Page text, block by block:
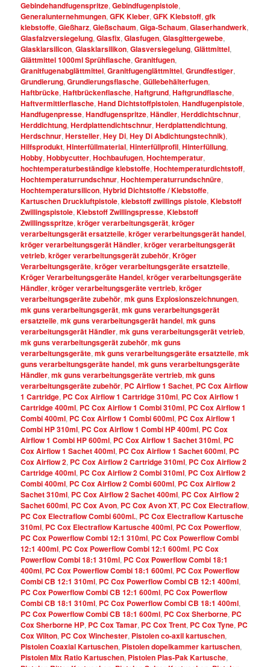
Gebindehandfugenspritze,Gebindfugenpistole,
Generalunternehmungen,GFK Kleber,GFK Klebstoff,gfk
klebstoffe,Gießharz,Gießschaum,Giga-Schaum,Glaserhandwerk,
Glasfalzversiegelung,Glasfix,Glasfugen,Glasgittergewebe,
Glasklarsilicon,Glasklarsilikon,Glasversiegelung,Glättmittel,
Glättmittel 1000ml Sprühflasche,Granitfugen,
Granitfugenabglättmittel,Granitfugenglättmittel,Grundfestiger,
Grundierung,Grundierungsflasche,Güllebehälterfugen,
Haftbrücke,Haftbrückenflasche,Haftgrund,Haftgrundflasche,
Haftvermittlerflasche,Hand Dichtstoffpistolen,Handfugenpistole,
Handfugenpresse,Handfugenspritze,Händler,Herddichtschnur,
Herddichtung,Herdplattendichtschnur,Herdplattendichtung,
Herdschnur,Hersteller,Hey Di,Hey Di Abdichtungstechnik),
Hilfsprodukt,Hinterfüllmaterial,Hinterfüllprofil,Hinterfüllung,
Hobby,Hobbycutter,Hochbaufugen,Hochtemperatur,
hochtemperaturbeständige klebstoffe,Hochtemperaturdichtstoff,
Hochtemperaturrundschnur,Hochtemperaturrundschnüre,
Hochtemperatursilicon,Hybrid Dichtstoffe / Klebstoffe,
Kartuschen Druckluftpistole,klebstoff zwillings pistole,Klebstoff
Zwillingspistole,Klebstoff Zwillingspresse,Klebstoff
Zwillingsspritze,kröger verarbeitungsgerät,kröger
verarbeitungsgerät ersatzteile,kröger verarbeitungsgerät handel,
kröger verarbeitungsgerät Händler,kröger verarbeitungsgerät
vetrieb,kröger verarbeitungsgerät zubehör,Kröger
Verarbeitungsgeräte,kröger verarbeitungsgeräte ersatzteile,
Kröger Verarbeitungsgeräte Handel,kröger verarbeitungsgeräte
Händler,kröger verarbeitungsgeräte vertrieb,kröger
verarbeitungsgeräte zubehör,mk guns Explosionszeichnungen,
mk guns verarbeitungsgerät,mk guns verarbeitungsgerät
ersatzteile,mk guns verarbeitungsgerät handel,mk guns
verarbeitungsgerät Händler,mk guns verarbeitungsgerät vetrieb,
mk guns verarbeitungsgerät zubehör,mk guns
verarbeitungsgeräte,mk guns verarbeitungsgeräte ersatzteile,mk
guns verarbeitungsgeräte handel,mk guns verarbeitungsgeräte
Händler,mk guns verarbeitungsgeräte vertrieb,mk guns
verarbeitungsgeräte zubehör, PC Airflow 1 Sachet, PC Cox Airflow
1 Cartridge, PC Cox Airflow 1 Cartridge 310ml, PC Cox Airflow 1
Cartridge 400ml, PC Cox Airflow 1 Combi 310ml, PC Cox Airflow 1
Combi 400ml, PC Cox Airflow 1 Combi 600ml, PC Cox Airflow 1
Combi HP 310ml, PC Cox Airflow 1 Combi HP 400ml, PC Cox
Airflow 1 Combi HP 600ml, PC Cox Airflow 1 Sachet 310ml, PC
Cox Airflow 1 Sachet 400ml, PC Cox Airflow 1 Sachet 600ml, PC
Cox Airflow 2, PC Cox Airflow 2 Cartridge 310ml, PC Cox Airflow 2
Cartridge 400ml, PC Cox Airflow 2 Combi 310ml, PC Cox Airflow 2
Combi 400ml, PC Cox Airflow 2 Combi 600ml, PC Cox Airflow 2
Sachet 310ml, PC Cox Airflow 2 Sachet 400ml, PC Cox Airflow 2
Sachet 600ml, PC Cox Avon, PC Cox Avon XT, PC Cox Electraflow,
PC Cox Electraflow Combi 600ml., PC Cox Electraflow Kartusche
310ml, PC Cox Electraflow Kartusche 400ml, PC Cox Powerflow,
PC Cox Powerflow Combi 12:1 310ml, PC Cox Powerflow Combi
12:1 400ml, PC Cox Powerflow Combi 12:1 600ml, PC Cox
Powerflow Combi 18:1 310ml, PC Cox Powerflow Combi 18:1
400ml, PC Cox Powerflow Combi 18:1 600ml, PC Cox Powerflow
Combi CB 12:1 310ml, PC Cox Powerflow Combi CB 12:1 400ml,
PC Cox Powerflow Combi CB 12:1 600ml, PC Cox Powerflow
Combi CB 18:1 310ml, PC Cox Powerflow Combi CB 18:1 400ml,
PC Cox Powerflow Combi CB 18:1 600ml, PC Cox Sherborne, PC
Cox Sherborne HP, PC Cox Tamar, PC Cox Trent, PC Cox Tyne, PC
Cox Wilton, PC Cox Winchester, Pistolen co-axil kartuschen,
Pistolen Coaxial Kartuschen, Pistolen dopelkammer kartuschen,
Pistolen Mix Ratio Kartuschen, Pistolen Plas-Pak Kartusche,